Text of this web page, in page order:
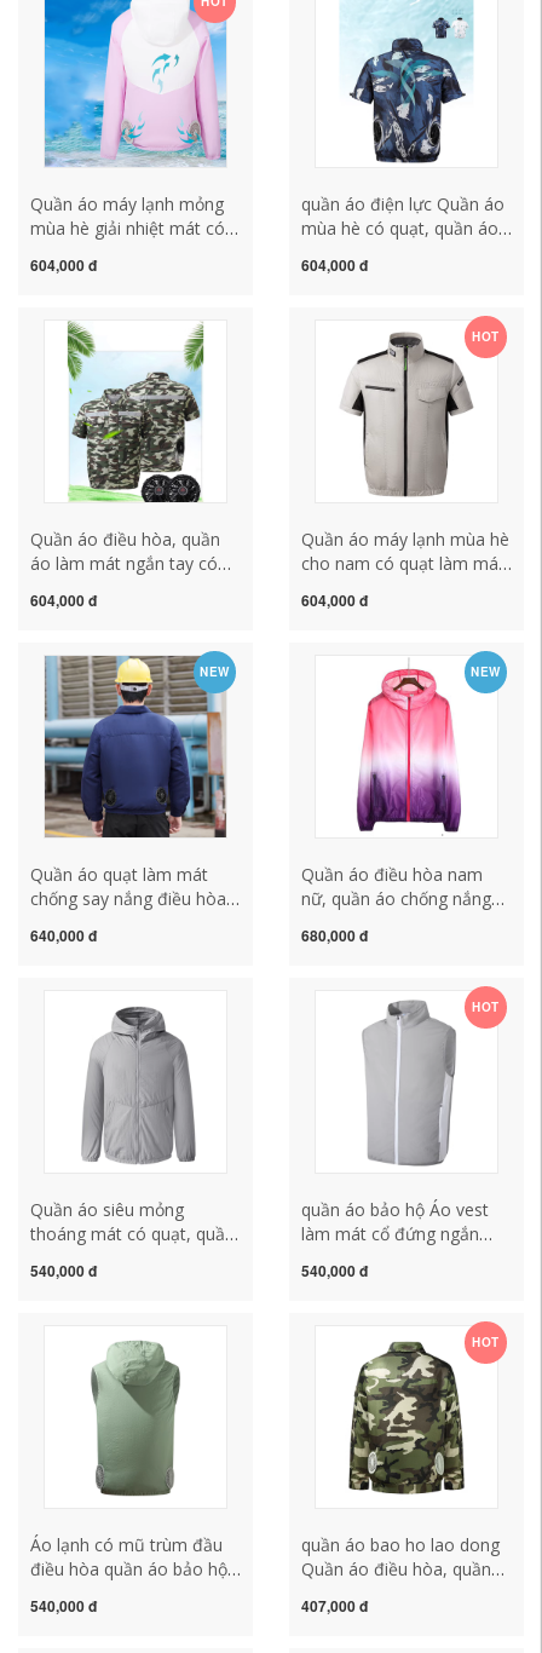
quần áo bao ho lao dong
áo bảo hộ công nhân
khoác bảo hộ áo gile bảo
Quần áo máy lạnh mỏng
mùa hè giải nhiệt mát có
nắng cho cặp đôi mũ trùm
máy lạnh đồng phục bảo
hộ lao động áo phản
quang bảo hộ
604,000 đ
quần áo điện lực Quần áo
mùa hè có quạt, quần áo
hòa, quần áo lạnh nam
điện quần áo chống nắng
hàn, quần áo đi làm nữ
quần áo công nhân quần
áo bao ho lao dong
604,000 đ
Quần áo điều hòa, quần
áo làm mát ngắn tay có
sạc điện cho nam và nữ,
trời chống nóng mùa hè
ao lao dong áo gile bảo hộ
604,000 đ
HOT
Quần áo máy lạnh mùa hè
cho nam có quạt làm mát,
điện lạnh ngắn tay, áo
và áo gió làm mát đồng
phục bảo hộ lao động áo
công nhân
604,000 đ
NEW
Quần áo quạt làm mát
chống say nắng điều hòa
áo lao động
640,000 đ
NEW
Quần áo điều hòa nam
nữ, quần áo chống nắng
ngoài sạc điện, quần áo đi
gile bảo hộ quan ao bhld
680,000 đ
Quần áo siêu mỏng
thoáng mát có quạt, quần
điều hòa mát lạnh, quần
bảo hộ quần áo điện lực
540,000 đ
HOT
quần áo bảo hộ Áo vest
làm mát cổ đứng ngắn
đồ quạt mỏng thoáng khí
cá thể thao ngoài trời, áo
chống nắng đồng phục
bảo hộ lao động quan ao
540,000 đ
Áo lạnh có mũ trùm đầu
điều hòa quần áo bảo hộ
làm mát chống tia cực tím
540,000 đ
HOT
quần áo bao ho lao dong
Quần áo điều hòa, quần
quạt, quần áo bảo hộ lao
407,000 đ